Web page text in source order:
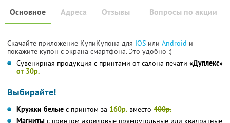
Основное Отзывы Вопросы по акции
Адреса
Скачайте приложение КупиКупона для IOS или Android и
покажите купон с экрана смартфона. Это удобно :)
Сувенирная продукция с принтами от салона печати «Дуплекс»
от 30р.
Выбирайте!
Кружки белые с принтом за 160р. вместо 400р.
Магниты с принтом акриловые прямоугольные или квадратные